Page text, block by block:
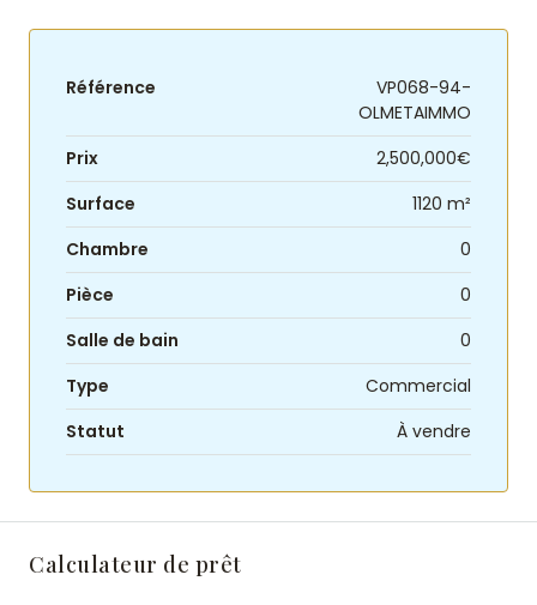
Référence
VP068-94-
OLMETAIMMO
Prix
2,500,000€
Surface
1120 m²
Chambre
0
Pièce
0
Salle de bain
0
Type
Commercial
Statut
À vendre
Calculateur de prêt